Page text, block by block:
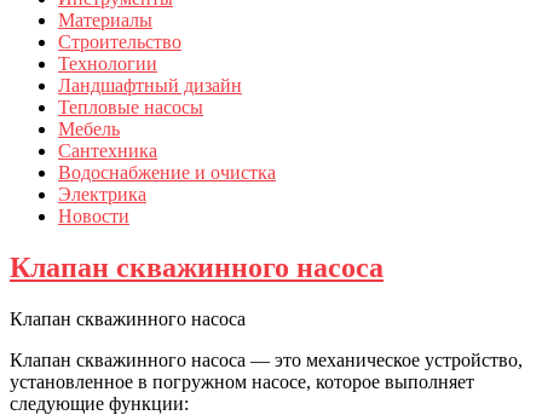
Материалы
Строительство
Технологии
Ландшафтный дизайн
Тепловые насосы
Мебель
Сантехника
Водоснабжение и очистка
Электрика
Новости
Клапан скважинного насоса
Клапан скважинного насоса
Клапан скважинного насоса — это механическое устройство,
установленное в погружном насосе, которое выполняет
следующие функции: